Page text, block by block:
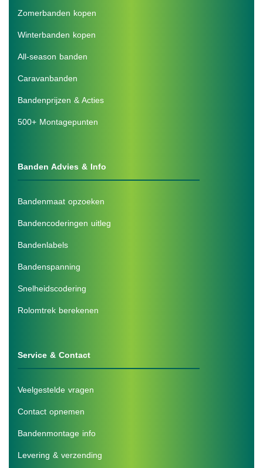
Zomerbanden kopen
Winterbanden kopen
All-season banden
Caravanbanden
Bandenprijzen & Acties
500+ Montagepunten
Banden Advies & Info
Bandenmaat opzoeken
Bandencoderingen uitleg
Bandenlabels
Bandenspanning
Snelheidscodering
Rolomtrek berekenen
Service & Contact
Veelgestelde vragen
Contact opnemen
Bandenmontage info
Levering & verzending